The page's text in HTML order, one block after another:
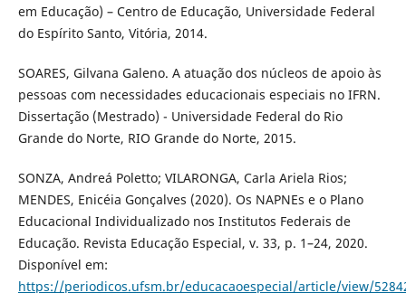
em Educação) – Centro de Educação, Universidade Federal
do Espírito Santo, Vitória, 2014.
SOARES, Gilvana Galeno. A atuação dos núcleos de apoio às
pessoas com necessidades educacionais especiais no IFRN.
Dissertação (Mestrado) - Universidade Federal do Rio
Grande do Norte, RIO Grande do Norte, 2015.
SONZA, Andreá Poletto; VILARONGA, Carla Ariela Rios;
MENDES, Enicéia Gonçalves (2020). Os NAPNEs e o Plano
Educacional Individualizado nos Institutos Federais de
Educação. Revista Educação Especial, v. 33, p. 1–24, 2020.
Disponível em:
https://periodicos.ufsm.br/educacaoespecial/article/view/